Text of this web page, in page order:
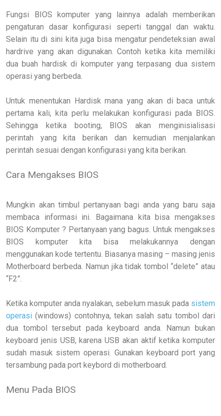
Fungsi BIOS komputer yang lainnya adalah memberikan
pengaturan dasar konfigurasi seperti tanggal dan waktu.
Selain itu di sini kita juga bisa mengatur pendeteksian awal
hardrive yang akan digunakan. Contoh ketika kita memiliki
dua buah hardisk di komputer yang terpasang dua sistem
operasi yang berbeda.
Untuk menentukan Hardisk mana yang akan di baca untuk
pertama kali, kita perlu melakukan konfigurasi pada BIOS.
Sehingga ketika booting, BIOS akan menginisialisasi
perintah yang kita berikan dan kemudian menjalankan
perintah sesuai dengan konfigurasi yang kita berikan.
Cara Mengakses BIOS
Mungkin akan timbul pertanyaan bagi anda yang baru saja
membaca informasi ini. Bagaimana kita bisa mengakses
BIOS Komputer ? Pertanyaan yang bagus. Untuk mengakses
BIOS komputer kita bisa melakukannya dengan
menggunakan kode tertentu. Biasanya masing – masing jenis
Motherboard berbeda. Namun jika tidak tombol “delete” atau
“F2”.
Ketika komputer anda nyalakan, sebelum masuk pada sistem
operasi (windows) contohnya, tekan salah satu tombol dari
dua tombol tersebut pada keyboard anda. Namun bukan
keyboard jenis USB, karena USB akan aktif ketika komputer
sudah masuk sistem operasi. Gunakan keyboard port yang
tersambung pada port keybord di motherboard.
Menu Pada BIOS